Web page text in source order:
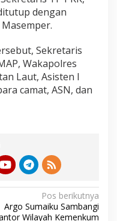
dengan
Sekretaris
Wakapolres
Laut, Asisten I
camat, ASN, dan
Pos berikutnya
Argo Sumaiku Sambangi
Wilayah Kemenkum